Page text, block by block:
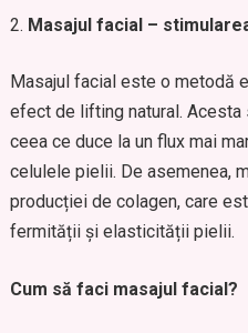
Masajul facial –
Masajul facial este o metodă
efect de lifting natural.
ceea ce duce la un flux mai
celulele pielii. De asemenea,
producției de colagen, care
fermității și elasticității pielii.
Cum să faci masajul facial?